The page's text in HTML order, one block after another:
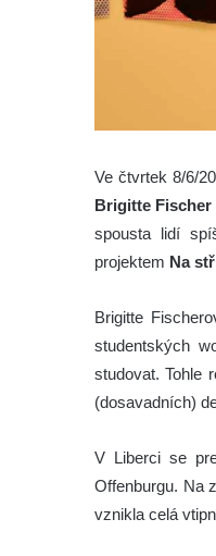
Ve čtvrtek 8/6/
Brigitte Fischer
spousta lidí
projektem Na
Brigitte
studentských
studovat. Tohle
(dosavadních)
V Liberci se
Offenburgu. Na
vznikla celá